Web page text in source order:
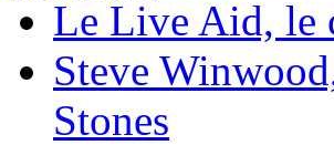
Le Live Aid, le
Steve
Stones